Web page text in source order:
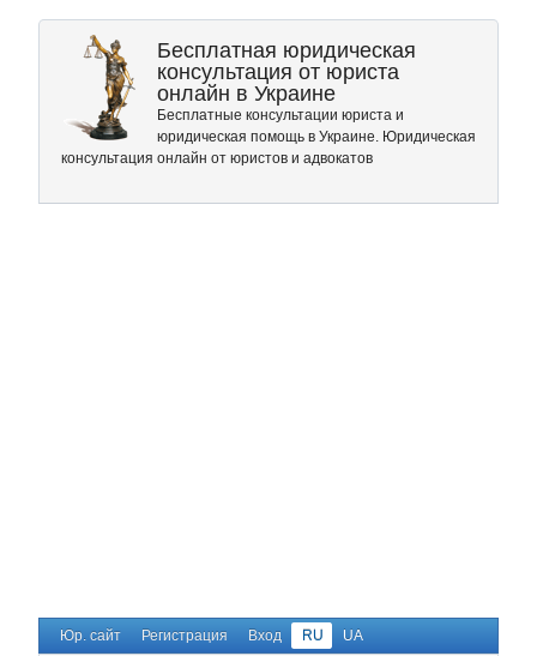
Бесплатная юридическая
консультация от юриста
онлайн в Украине
Бесплатные консультации юриста и
юридическая помощь в Украине. Юридическая
консультация онлайн от юристов и адвокатов
Юр. сайт Регистрация Вход RU UA